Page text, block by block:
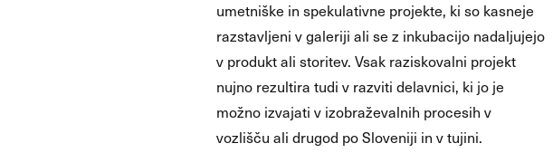
umetniške in spekulativne projekte, ki so kasneje
razstavljeni v galeriji ali se z inkubacijo nadaljujejo
v produkt ali storitev. Vsak raziskovalni projekt
nujno rezultira tudi v razviti delavnici, ki jo je
možno izvajati v izobraževalnih procesih v
vozlišču ali drugod po Sloveniji in v tujini.